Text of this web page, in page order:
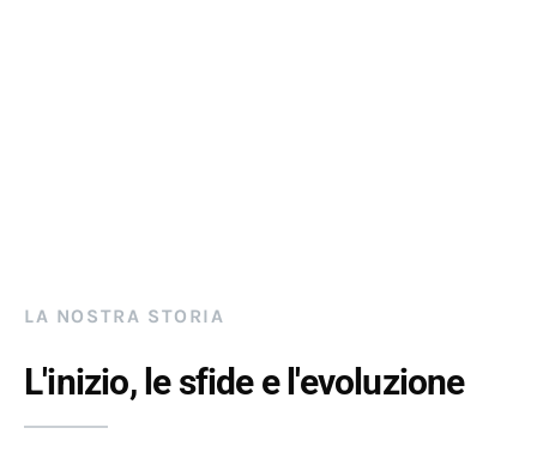
LA NOSTRA STORIA
L'inizio, le sfide e l'evoluzione